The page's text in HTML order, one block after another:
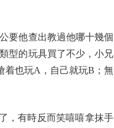
要他查出教過他哪十幾個
型的玩具買了不少，小兄
着也玩A，自己就玩B；無
，有時反而笑嘻嘻拿抹手